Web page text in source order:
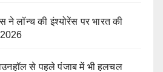
ने लॉन्च की इंश्योरेंस पर भारत की
से पहले पंजाब में भी हलचल